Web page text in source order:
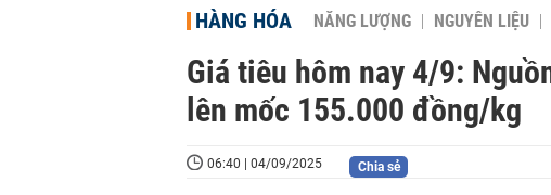
HÀNG HÓA NĂNG LƯỢNG NGUYÊN LIỆU
Giá tiêu hôm nay 4/9:
lên mốc 155.000 đồng/kg
06:40 | 04/09/2025 Chia sẻ